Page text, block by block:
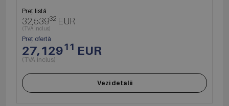
Preț listă
32,53932 EUR
(TVA inclus)
Preț ofertă
27,12911 EUR
(TVA inclus)
Vezi detalii